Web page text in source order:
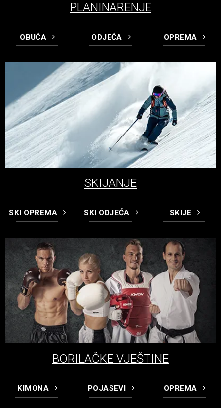
PLANINARENJE
OBUĆA ODJEĆA OPREMA
SKIJANJE
SKI OPREMA SKI ODJEĆA SKIJE
BORILAČKE VJEŠTINE
KIMONA POJASEVI OPREMA